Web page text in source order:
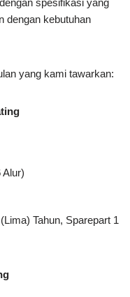
spesifikasi yang
dengan kebutuhan
yang kami tawarkan:
Tahun, Sparepart 1